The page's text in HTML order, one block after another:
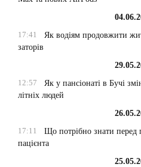
17:41
Як водіям продовжити
заторів
12:57
Як у пансіонаті в Бучі
літніх людей
17:11
Що потрібно знати перед
пацієнта